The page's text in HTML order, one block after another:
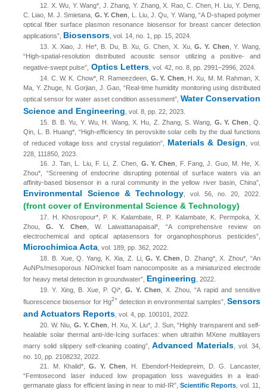
12. X. Wu, Y. Wang*, J. Zhang, Y. Zhang, X. Rao, C. Chen, H. Liu, Y. Deng,
C. Liao, M. J. Smietana, G. Y. Chen
, L. Liu, J. Qu, Y. Wang, “A D-shaped polymer
optical fiber surface plasmon resonance biosensor for breast cancer detection
applications”, Biosensors , vol. 14, no. 1, pp. 15, 2024.
13. X. Xiao, J. He*, B. Du, B. Xu, G. Chen, X. Xu,G. Y. Chen , Y. Wang,
“High-spatial-resolution distributed acoustic sensor utilizing a positive- and
negative-swept pulse”, Optics Letters , vol. 42, no. 8, pp. 2991–2996, 2024.
14. C. W. K. Chow*, R. Rameezdeen, G. Y. Chen , H. Xu, M. M. Rahman, X.
Ma, Y. Zhuge, N. Gorjian, J. Gao, “Real-time humidity monitoring using distributed
optical sensor for water asset condition assessment”, Water Conservation
Science and Engineering , vol. 8, pp. 22, 2023.
15.
B. B. Yu, Y. Wu, H. Wang, X. Hu, Z. Zhang, S. Wang, G. Y. Chen
, Q.
Qin, L. B. Huang*, “High-efficiency tin perovskite solar cells by the dual functions
of reduced voltage loss and crystal regulation”, Materials & Design , vol.
228, 111850, 2023.
16. J. Tan, L. Liu, F. Li, Z. Chen, G. Y. Chen
, F. Fang, J. Guo, M. He, X.
Zhou*, “Screening of endocrine disrupting potential of surface waters via an
affinity-based biosensor in a rural community in the yellow river basin, China”,
Environmental Science & Technology , vol. 56, no. 20, 2022.
(front cover of Environmental Science & Technology)
17.
H. Khosropour*, P. K. Kalambate, R. P. Kalambate, K. Permpoka, X.
Zhou,G. Y. Chen , W. Laiwattanapaisal*, “A comprehensive review on
electrochemical and optical aptasensors for organophosphorus pesticides”,
Microchimica Acta , vol. 189, pp. 362, 2022.
18. B. Xue, Q. Yang, K. Xia, Z. Li,G. Y. Chen
, D. Zhang*, X. Zhou*, “An
AuNPs/mesoporous NiO/nickel foam nanocomposite as a miniaturized electrode
for heavy metal detection in groundwater”, Engineering , 2022.
19.Y. Xing, B. Xue, P. Qi*,G. Y. Chen , X. Zhou, “A rapid and sensitive
fluorescence biosensor for Hg2+detection in environmental samples”, Sensors
and Actuators Reports , vol. 4, pp. 100101, 2022.
20. W. Niu, G. Y. Chen , H. Xu, X. Liu*, J. Sun, “Highly transparent and self-
healable solar thermal anti-/de-Icing surfaces: when ultrathin MXene multilayers
marry solid slippery self-cleaning coating”,Advanced Materials , vol. 34,
no. 10, pp. 2108232, 2022.
21.
M. Khalid*,G. Y. Chen , H. Ebendorf-Heidepreim, D. G. Lancaster,
“Femtosecond laser induced low propagation loss waveguides in a lead-
germanate glass for efficient lasing in near to mid-IR”,Scientific Reports , vol. 11